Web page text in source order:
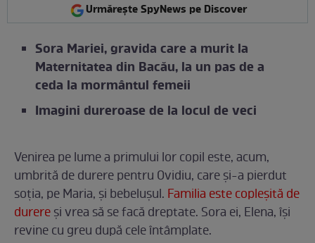
Urmărește SpyNews pe Discover
Sora Mariei, gravida care a murit la
Maternitatea din Bacău, la un pas de a
ceda la mormântul femeii
Imagini dureroase de la locul de veci
Venirea pe lume a primului lor copil este, acum,
umbrită de durere pentru Ovidiu, care și-a pierdut
soția, pe Maria, și bebelușul. Familia este copleșită de
durereși vrea să se facă dreptate. Sora ei, Elena, își
revine cu greu după cele întâmplate.